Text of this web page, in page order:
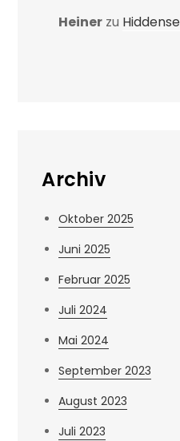
Heiner zu
Archiv
Oktober 2025
Juni 2025
Februar 2025
Juli 2024
Mai 2024
September 2023
August 2023
Juli 2023